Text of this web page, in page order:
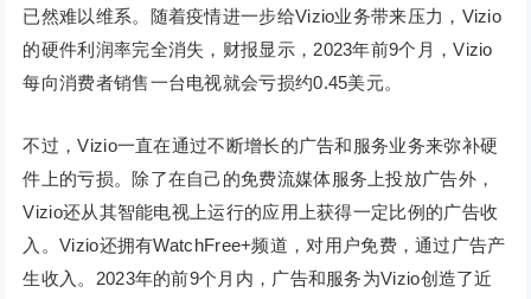
已然难以维系。随着疫情进一步给Vizio业务带来压力，Vizio
的硬件利润率完全消失，财报显示，2023年前9个月，Vizio
每向消费者销售一台电视就会亏损约0.45美元。
不过，Vizio一直在通过不断增长的广告和服务业务来弥补硬
件上的亏损。除了在自己的免费流媒体服务上投放广告外，
Vizio还从其智能电视上运行的应用上获得一定比例的广告收
入。Vizio还拥有WatchFree+频道，对用户免费，通过广告产
生收入。2023年的前9个月内，广告和服务为Vizio创造了近